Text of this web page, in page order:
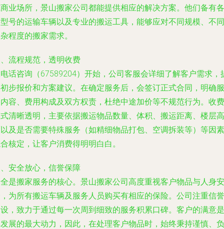
业场所，景山搬家公司都能提供相应的解决方案。他们备有各
号的运输车辆以及专业的搬运工具，能够应对不同规模、不同
程度的搬家需求。
流程规范，透明收费
话咨询（67589204）开始，公司客服会详细了解客户需求，
步报价和方案建议。在确定服务后，会签订正式合同，明确服
容、费用构成及双方权责，杜绝中途加价等不规范行为。收费
清晰透明，主要依据搬运物品数量、体积、搬运距离、楼层高
及是否需要特殊服务（如精细物品打包、空调拆装等）等因素
核定，让客户消费得明明白白。
安全放心，信誉保障
是搬家服务的核心。景山搬家公司高度重视客户物品与人身安
为所有搬运车辆及服务人员购买有相应的保险。公司注重信誉
，致力于通过每一次周到细致的服务积累口碑。客户的满意是
展的最大动力，因此，在处理客户物品时，始终秉持谨慎、负